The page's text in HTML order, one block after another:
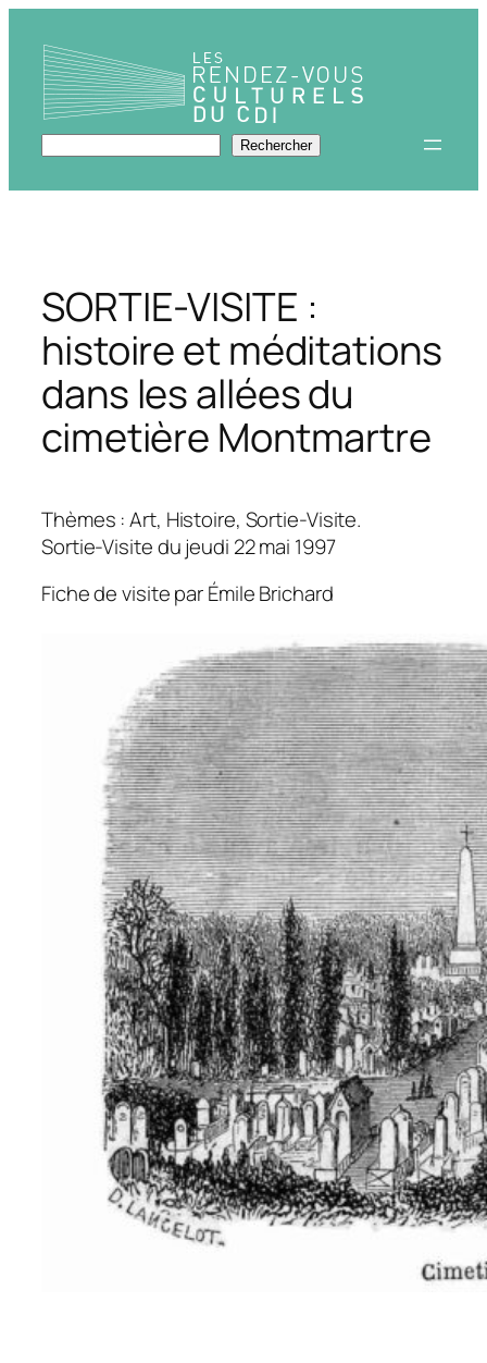
contenu
Rechercher Rechercher
SORTIE-VISITE :
histoire et méditations
dans les allées du
cimetière Montmartre
Thèmes : Art, Histoire, Sortie-Visite.
Sortie-Visite du jeudi 22 mai 1997
Fiche de visite par Émile Brichard